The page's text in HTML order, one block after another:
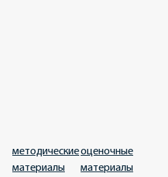
методические
материалы
оценочные
материалы